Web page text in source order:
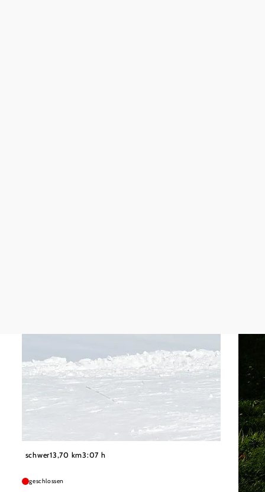
Wiener Alpen in Niederösterreich - Semmering Rax
schwer13,70 km3:07 h
geschlossen